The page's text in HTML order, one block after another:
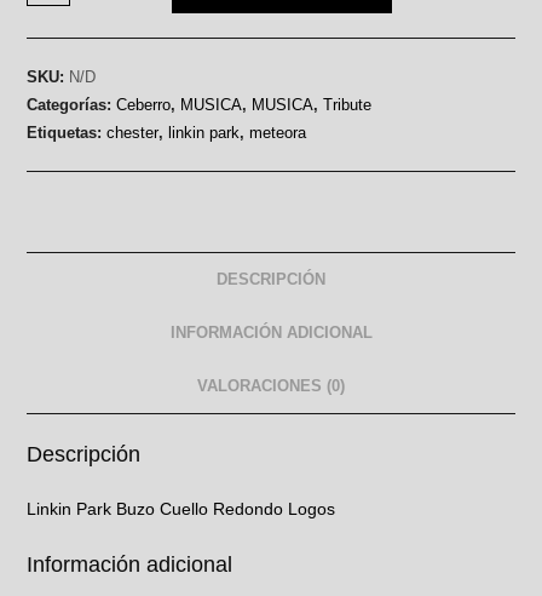
SKU: N/D
Categorías:Ceberro, MUSICA, MUSICA,Tribute
Etiquetas:chester, linkin park,meteora
DESCRIPCIÓN
INFORMACIÓN ADICIONAL
VALORACIONES (0)
Descripción
Linkin Park Buzo Cuello Redondo Logos
Información adicional